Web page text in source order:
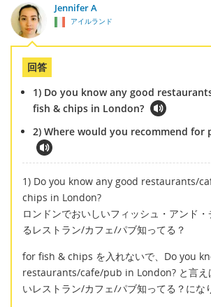
Jennifer A
アイルランド
回答
1) Do you know any good
fish & chips in London?
2) Where would you recommend for
1) Do you know any good restaurants/
chips in London?
ロンドンでおいしいフィッシュ・アンド
るレストラン/カフェ/パブ知ってる？
for fish & chips を入れないで、Do you
restaurants/cafe/pub in London? と言え
いレストラン/カフェ/パブ知ってる？にな